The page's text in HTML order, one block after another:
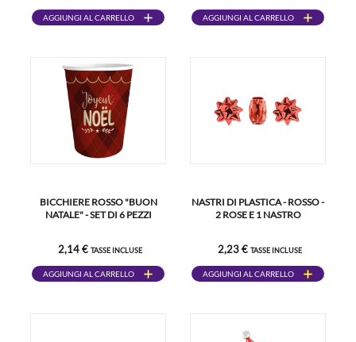
AGGIUNGI AL CARRELLO AGGIUNGI AL CARRELLO
BICCHIERE ROSSO "BUON
NATALE" - SET DI 6 PEZZI
2,14 € TASSE INCLUSE
AGGIUNGI AL CARRELLO
NASTRI DI PLASTICA - ROSSO -
2 ROSE E 1 NASTRO
2,23 € TASSE INCLUSE
AGGIUNGI AL CARRELLO